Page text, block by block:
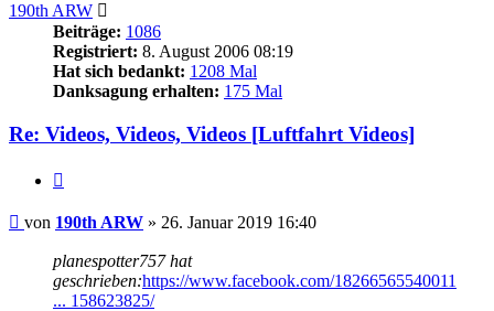
190th ARW
Beiträge: 1086
Registriert: 8. August 2006 08:19
Hat sich bedankt: 1208 Mal
Danksagung erhalten: 175 Mal
Re: Videos, Videos, Videos [Luftfahrt Videos]
Beitrag
von 190th ARW » 26. Januar 2019 16:40
planespotter757 hat
geschrieben:https://www.facebook.com/18266565540011
... 158623825/